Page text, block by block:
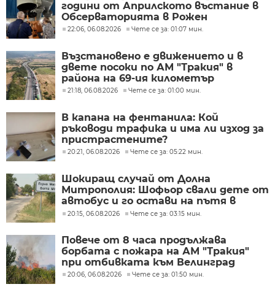
години от Априлското въстание в
Обсерваторията в Рожен
22:06, 06.08.2026 Чете се за: 01:07 мин.
Възстановено е движението и в
двете посоки по АМ "Тракия" в
района на 69-ия километър
21:18, 06.08.2026 Чете се за: 01:00 мин.
В капана на фентанила: Кой
ръководи трафика и има ли изход за
пристрастените?
20:21, 06.08.2026 Чете се за: 05:22 мин.
Шокиращ случай от Долна
Митрополия: Шофьор свали дете от
автобус и го остави на пътя в
жегата
20:15, 06.08.2026 Чете се за: 03:15 мин.
Повече от 8 часа продължава
борбата с пожара на АМ "Тракия"
при отбивката към Велинград
20:06, 06.08.2026 Чете се за: 01:50 мин.